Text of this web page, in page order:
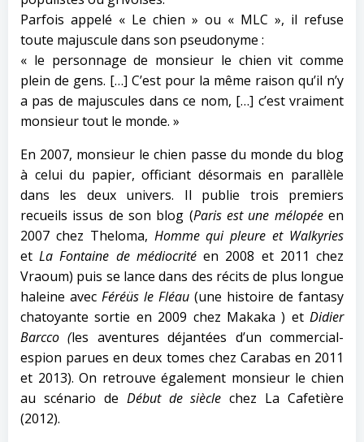
Parfois appelé « Le chien » ou « MLC », il refuse
toute majuscule dans son pseudonyme :
« le personnage de monsieur le chien vit comme
plein de gens. […] C’est pour la même raison qu’il n’y
a pas de majuscules dans ce nom, […] c’est vraiment
monsieur tout le monde. »
En 2007, monsieur le chien passe du monde du blog
à celui du papier, officiant désormais en parallèle
dans les deux univers. Il publie trois premiers
recueils issus de son blog (Paris est une mélopéeen
2007 chez Theloma, Homme qui pleure et Walkyries
et La Fontaine de médiocritéen 2008 et 2011 chez
Vraoum) puis se lance dans des récits de plus longue
haleine avec Féréüs le Fléau (une histoire de fantasy
chatoyante sortie en 2009 chez Makaka ) et Didier
Barcco (les aventures déjantées d’un commercial-
espion parues en deux tomes chez Carabas en 2011
et 2013). On retrouve également monsieur le chien
au scénario de Début de siècle chez La Cafetière
(2012).